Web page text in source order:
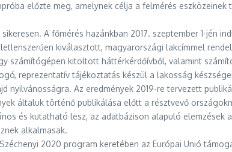
előzte meg, amelynek célja a felmérés
A főmérés hazánkban 2017. szeptember 1-jén
kiválasztott, magyarországi lakcímmel
számítógépen kitöltött háttérkérdőívből, valamint
reprezentatív tájékoztatás készül a lakosság
nyilvánosságra. Az eredmények 2019-re tervezett
általuk történő publikálása előtt a résztvevő
és kutatható lesz, az adatbázison alapuló
alkalmasak.
2020 program keretében az Európai Unió